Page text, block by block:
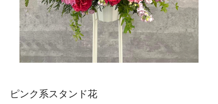
ピンク系スタンド花